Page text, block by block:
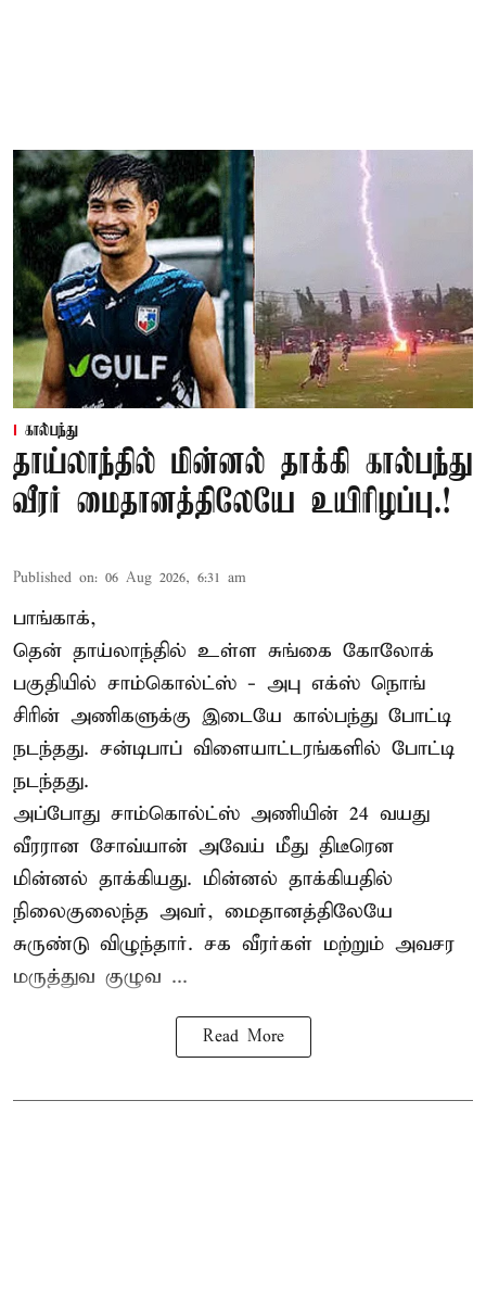
கால்பந்து
தாய்லாந்தில் மின்னல் தாக்கி கால்பந்து
வீரர் மைதானத்திலேயே உயிரிழப்பு.!
Published on: 06 Aug 2026, 6:31 am
பாங்காக்,
தென் தாய்லாந்தில் உள்ள சுங்கை கோலோக்
பகுதியில் சாம்கொல்ட்ஸ் - அபு எக்ஸ் நொங்
சிரின் அணிகளுக்கு இடையே கால்பந்து போட்டி
நடந்தது. சன்டிபாப் விளையாட்டரங்களில் போட்டி
நடந்தது.
அப்போது சாம்கொல்ட்ஸ் அணியின் 24 வயது
வீரரான சோவ்யான் அவேய் மீது திடீரென
மின்னல் தாக்கியது. மின்னல் தாக்கியதில்
நிலைகுலைந்த அவர், மைதானத்திலேயே
சுருண்டு விழுந்தார். சக வீரர்கள் மற்றும் அவசர
மருத்துவ குழுவ ...
Read More